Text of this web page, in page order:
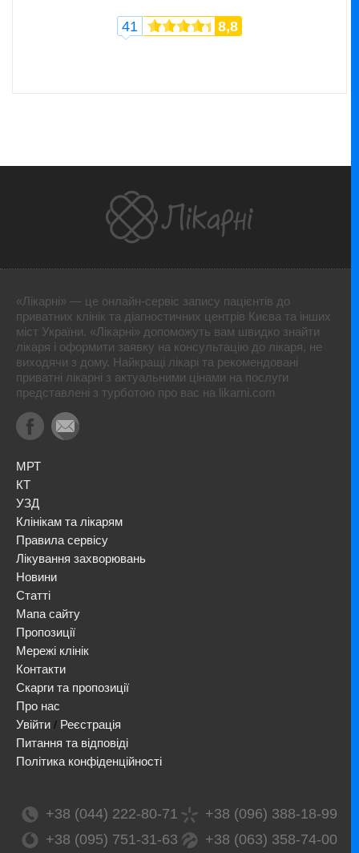
41 8,8
«Лікарні» — це онлайн-сервіс запису пацієнтів до
приватних клінік та діагностичних центрів Києва та інших
міст України. «Лікарні» допоможуть вам швидко знайти
лікаря і оформити заявку на консультацію до лікаря, не
виходячи з дому. Найкращі лікарі та рекомендовані
приватні лікарні з актуальними цінами на послуги
представлені з турботою про вас на likarni.com
МРТ
КТ
УЗД
Клінікам та лікарям
Правила сервісу
Лікування захворювань
Новини
Статті
Мапа сайту
Пропозиції
Мережі клінік
Контакти
Скарги та пропозиції
Про нас
Увійти / Реєстрація
Питання та відповіді
Політика конфіденційності
+38 (044) 222-80-71
+38 (096) 388-18-99
+38 (095) 751-31-63
+38 (063) 358-74-00